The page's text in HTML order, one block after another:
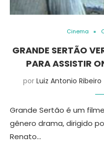
Cinema
GRANDE SERTÃO
PARA ASSISTIR
por Luiz Antonio Ribeiro
Grande Sertão é um
gênero drama, dirigido
Renato…